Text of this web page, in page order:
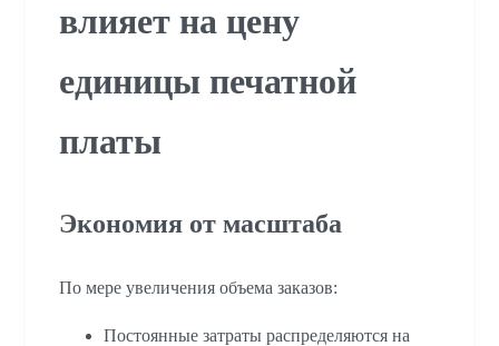
влияет на цену
единицы печатной
платы
Экономия от масштаба
По мере увеличения объема заказов:
Постоянные затраты распределяются на